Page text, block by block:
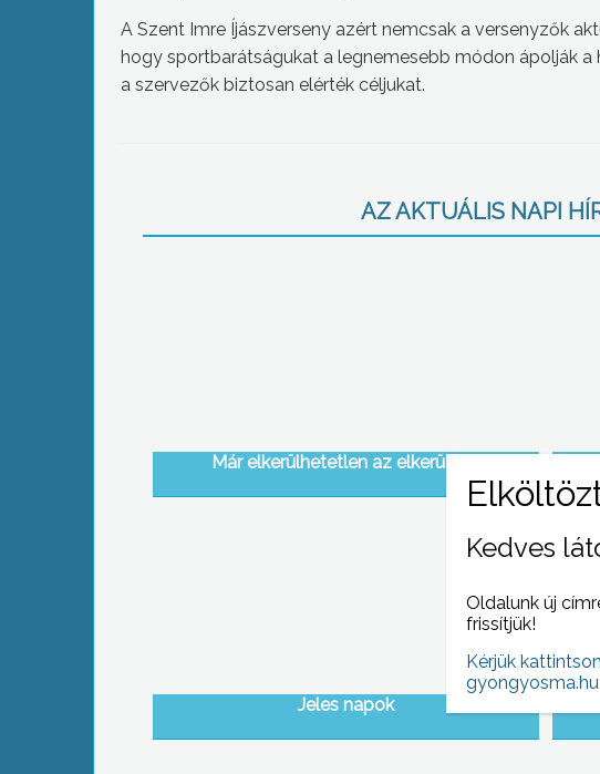
A Szent Imre Íjászverseny azért nemcsak a versenyzők
hogy sportbarátságukat a legnemesebb módon ápolják
a szervezők biztosan elérték céljukat.
AZ AKTUÁLIS NAPI
Már elkerülhetetlen az elkerülő út
Jeles napok
Kedves
Oldalunk új
frissítjük!
Kérjük